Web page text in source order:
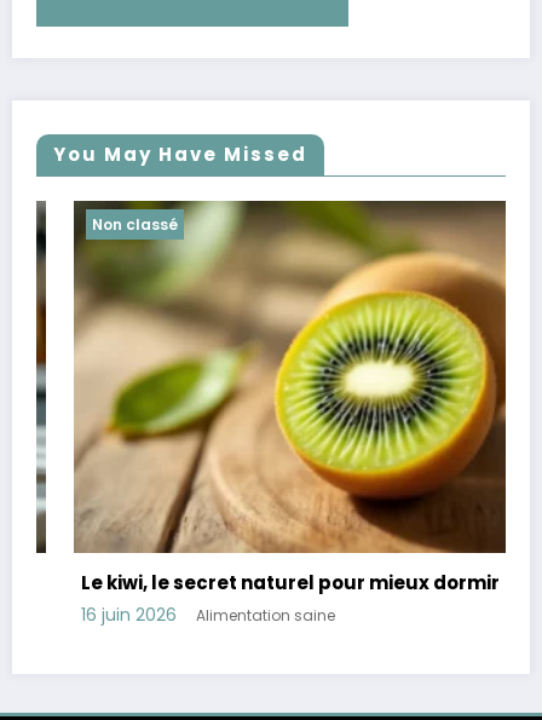
You May Have Missed
Non classé
Le kiwi, le secret naturel pour mieux dormir
16 juin 2026 Alimentation saine